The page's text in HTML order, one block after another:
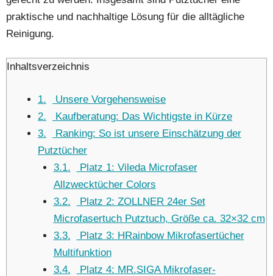
praktische und nachhaltige Lösung für die alltägliche
Reinigung.
Inhaltsverzeichnis
1
Unsere Vorgehensweise
2
Kaufberatung: Das Wichtigste in Kürze
3
Ranking: So ist unsere Einschätzung der
Putztücher
3.1
Platz 1: Vileda Microfaser
Allzwecktücher Colors
3.2
Platz 2: ZOLLNER 24er Set
Microfasertuch Putztuch, Größe ca. 32×32 cm
3.3
Platz 3: HRainbow Mikrofasertücher
Multifunktion
3.4
Platz 4: MR.SIGA Mikrofaser-